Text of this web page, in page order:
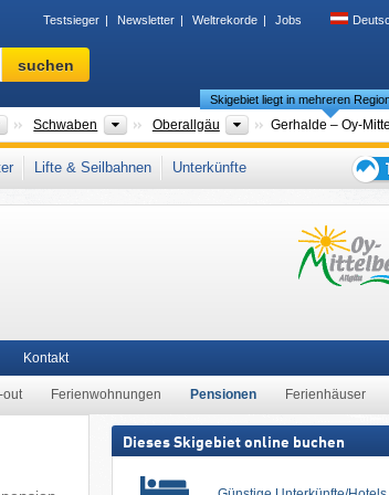
Testsieger Newsletter Weltrekorde Jobs
Skigebiet,
Region,
…
suchen
Bundesländer
Schwaben Bezirke
Oberallgäu Landkreise
Skigebiet liegt in mehreren
Gerhalde – Oy-
Alpen, Südbayern Nördliche Ostalpen Süddeutschland,
Lifte & Seilbahnen
Unterkünfte
den
out Ferienwohnungen Pensionen Ferienhäuser
Kontakt
Dieses Skigebiet online buchen